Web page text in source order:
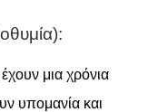
μια χρόνια
υπομανία και